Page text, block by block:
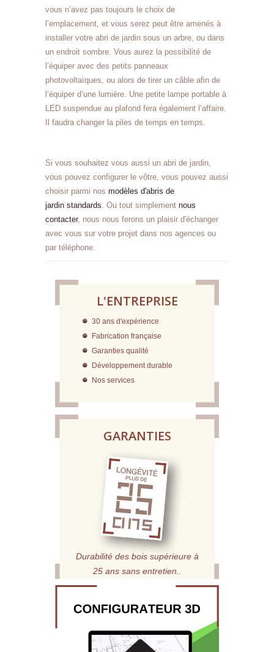
vous n’avez pas toujours le choix de
l’emplacement, et vous serez peut être amenés à
installer votre abri de jardin sous un arbre, ou dans
un endroit sombre. Vous aurez la possibilité de
l’équiper avec des petits panneaux
photovoltaïques, ou alors de tirer un câble afin de
l’équiper d’une lumière. Une petite lampe portable à
LED suspendue au plafond fera également l’affaire.
Il faudra changer la piles de temps en temps.
Si vous souhaitez vous aussi un abri de jardin,
vous pouvez configurer le vôtre, vous pouvez aussi
choisir parmi nos modèles d'abris de
jardin standards . Ou tout simplement nous
contacter, nous nous ferons un plaisir d'échanger
avec vous sur votre projet dans nos agences ou
par téléphone.
L'ENTREPRISE
30 ans d'expérience
Fabrication française
Garanties qualité
Développement durable
Nos services
GARANTIES
Durabilité des bois supérieure à
25 ans sans entretien.